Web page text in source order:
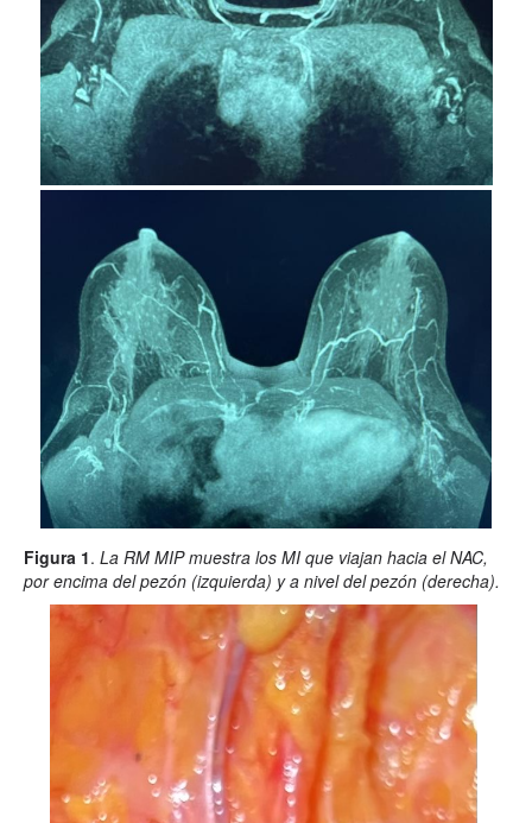
Figura 1. La RM MIP muestra los MI que viajan hacia el NAC,
por encima del pezón (izquierda) y a nivel del pezón (derecha).